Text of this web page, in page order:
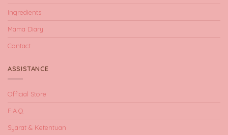
Ingredients
Mama Diary
Contact
ASSISTANCE
Official Store
F.A.Q
Syarat & Ketentuan